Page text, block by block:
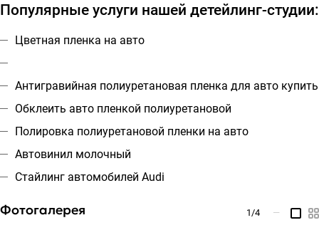
Популярные услуги нашей детейлинг-студии:
Цветная пленка на авто
Антигравийная полиуретановая пленка для авто купить
Обклеить авто пленкой полиуретановой
Полировка полиуретановой пленки на авто
Автовинил молочный
Стайлинг автомобилей Audi
Фотогалерея 1/4 —